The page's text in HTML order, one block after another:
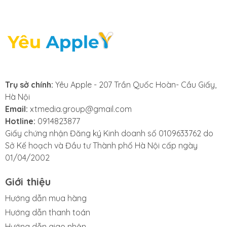
màn Macbook nhanh
chóng, chuyên
nghiệp, đảm bảo sửa
nhanh lấy ngay. Với
cam kết linh kiện
chính hãng,
Yeuapple.vn
chọn số một cho dịch
Trụ sở chính: Yêu Apple - 207 Trần Quốc Hoàn- Cầu Giấy,
Hà Nội
Email: xtmedia.group@gmail.com
Hotline: 0914823877
Giấy chứng nhận Đăng ký Kinh doanh số 0109633762 do
Sở Kế hoạch và Đầu tư Thành phố Hà Nội cấp ngày
01/04/2002
Giới thiệu
Hướng dẫn mua hàng
Hướng dẫn thanh toán